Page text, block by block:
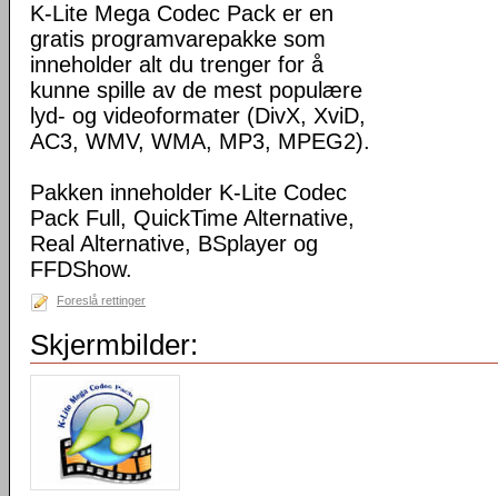
K-Lite Mega Codec Pack er en
gratis programvarepakke som
inneholder alt du trenger for å
kunne spille av de mest populære
lyd- og videoformater (DivX, XviD,
AC3, WMV, WMA, MP3, MPEG2).
Pakken inneholder K-Lite Codec
Pack Full, QuickTime Alternative,
Real Alternative, BSplayer og
FFDShow.
Foreslå rettinger
Skjermbilder: